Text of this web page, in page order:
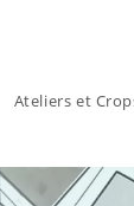
Ateliers et